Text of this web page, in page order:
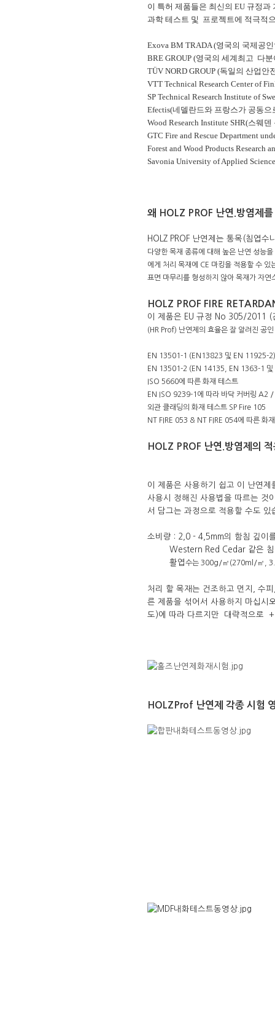
이 특허 제품들은 최신의 EU 규정
과학 테스트 및 프로젝트에 적극적
Exova BM TRADA (영국의 국제공
BRE GROUP (영국의 세계최고 다
TÜV NORD GROUP (독일의 산업
VTT Technical Research Center of
SP Technical Research Institute of
Efectis(네델란드와 프랑스가 공동
Wood Research Institute SHR(스웨
GTC Fire and Rescue Department
Forest and Wood Products
Savonia University of Applied
왜 HOLZ PROF 난연.방염제
HOLZ PROF 난연제는 통목(침엽
다양한 목재 종류에 대해 높은 난연 성능
에게 처리 목재에 CE 마킹을 적용할 수
표면 마무리를 형성하지 않아 목재가 자연
HOLZ PROF FIRE
이 제품은 EU 규정 No 305/2011 (
(HR Prof) 난연제의 효율은 잘 알려진 공
EN 13501-1 (EN13823 및 EN 11925-2)
EN 13501-2 (EN 14135, EN 1363-1 및
ISO 5660에 따른 화재 테스트
EN ISO 9239-1에 따라 바닥 커버링 A2 /
외관 클래딩의 화재 테스트 SP Fire 105
NT FIRE 053 & NT FIRE 054에 따른 화
HOLZ PROF 난연.방염제의 적
이 제품은 사용하기 쉽고 이 난연
사용시 정해진 사용법을 따르는 것
서 담그는 과정으로 적용할 수도 있
소비량 : 2,0 - 4,5mm의 함침 깊이
Western Red Cedar 같은 침
활엽수는 300g/㎡(270ml/㎡,
처리 할 목재는 건조하고 먼지, 수
른 제품을 섞어서 사용하지 마십시
도)에 따라 다르지만 대략적으로
HOLZProf 난연제 각종 시험